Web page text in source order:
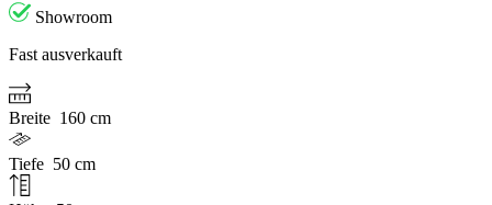
Showroom
Fast ausverkauft
Breite 160 cm
Tiefe 50 cm